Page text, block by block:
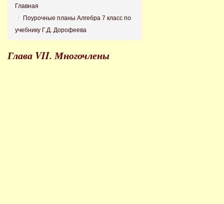
Главная
Поурочные планы Алгебра 7 класс по
учебнику Г.Д. Дорофеева
Глава VII. Многочлены